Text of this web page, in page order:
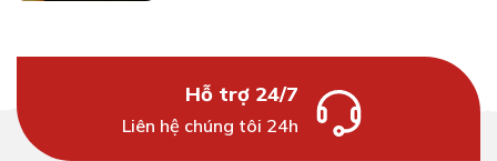
Hỗ trợ 24/7
Liên hệ chúng tôi 24h